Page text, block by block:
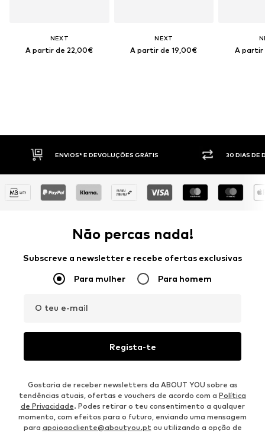
NEXT
A partir de 22,00€
NEXT
A partir de 19,00€ A partir
ENVIOS* E DEVOLUÇÕES GRÁTIS 30 DIAS DE DIREITO DE
Não percas nada!
Subscreve a newsletter e recebe ofertas exclusivas
Para mulher Para homem
O teu e-mail
Regista-te
Gostaria de receber newsletters da ABOUT YOU sobre as
tendências atuais, ofertas e vouchers de acordo com a Política
de Privacidade. Podes retirar o teu consentimento a qualquer
momento, com efeitos para o futuro, enviando uma mensagem
para apoioaocliente@aboutyou.ptou utilizando a opção de